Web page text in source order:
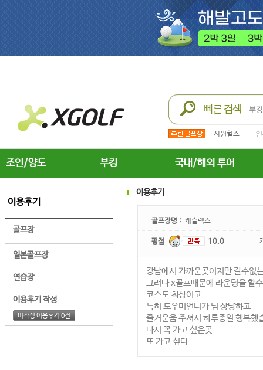
서원힐스
조인/양도 부킹 국내/해외 투어
이용후기
골프장
일본골프장
연습장
이용후기 작성
미작성 이용후기 0건
이용후기
골프장명 : 캐슬렉스
평점 10.0
강남에서 가까운곳이지만 갈수없
그러나 x골프때문에 라운딩을 할
코스도 최상이고
특히 도우미언니가 넘 상냥하고
즐거운움 주셔서 하루종일 행복했
다시 꼭 가고 싶은곳
또 가고 싶다